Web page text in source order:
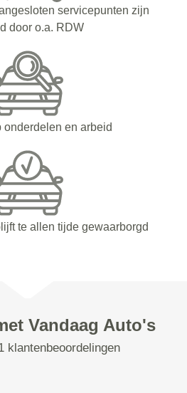
servicepunten zijn
door o.a. RDW
onderdelen en arbeid
te allen tijde gewaarborgd
Vandaag Auto's
klantenbeoordelingen